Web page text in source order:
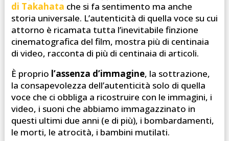
di Takahata che si fa sentimento ma anche
storia universale. L’autenticità di quella voce su cui
attorno è ricamata tutta l’inevitabile finzione
cinematografica del film, mostra più di centinaia
di video, racconta di più di centinaia di articoli.
È proprio l’assenza d’immagine, la sottrazione,
la consapevolezza dell’autenticità solo di quella
voce che ci obbliga a ricostruire con le immagini, i
video, i suoni che abbiamo immagazzinato in
questi ultimi due anni (e di più), i bombardamenti,
le morti, le atrocità, i bambini mutilati.